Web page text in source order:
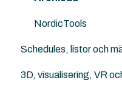
Punktmoln
RFA
Archicad File Types
NordicTools
Schedules, listor och
Archicad
3D, visualisering, VR